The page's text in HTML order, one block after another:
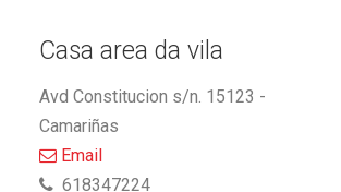
Casa area da vila
Avd Constitucion s/n. 15123 -
Camariñas
Email
618347224